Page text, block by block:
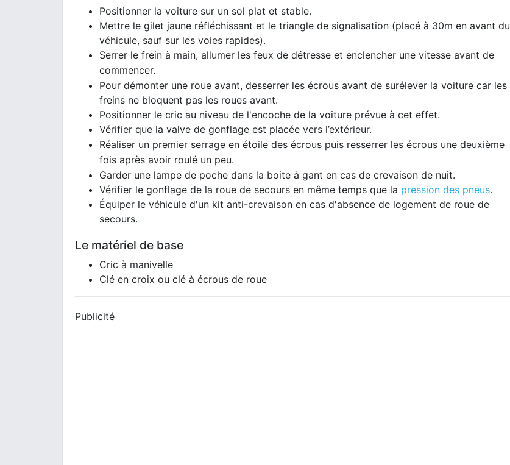
Positionner la voiture sur un sol plat et stable.
Mettre le gilet jaune réfléchissant et le triangle de signalisation (placé à 30m en avant du
véhicule, sauf sur les voies rapides).
Serrer le frein à main, allumer les feux de détresse et enclencher une vitesse avant de
commencer.
Pour démonter une roue avant, desserrer les écrous avant de surélever la voiture car les
freins ne bloquent pas les roues avant.
Positionner le cric au niveau de l'encoche de la voiture prévue à cet effet.
Vérifier que la valve de gonflage est placée vers l’extérieur.
Réaliser un premier serrage en étoile des écrous puis resserrer les écrous une deuxième
fois après avoir roulé un peu.
Garder une lampe de poche dans la boite à gant en cas de crevaison de nuit.
Vérifier le gonflage de la roue de secours en même temps que la pression des pneus.
Équiper le véhicule d'un kit anti-crevaison en cas d'absence de logement de roue de
secours.
Le matériel de base
Cric à manivelle
Clé en croix ou clé à écrous de roue
Publicité